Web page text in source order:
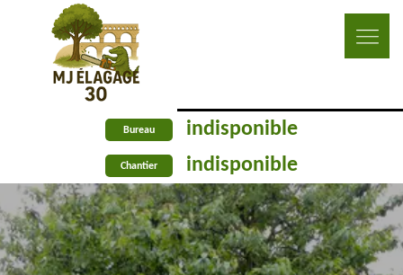
Bureau indisponible
Chantier indisponible